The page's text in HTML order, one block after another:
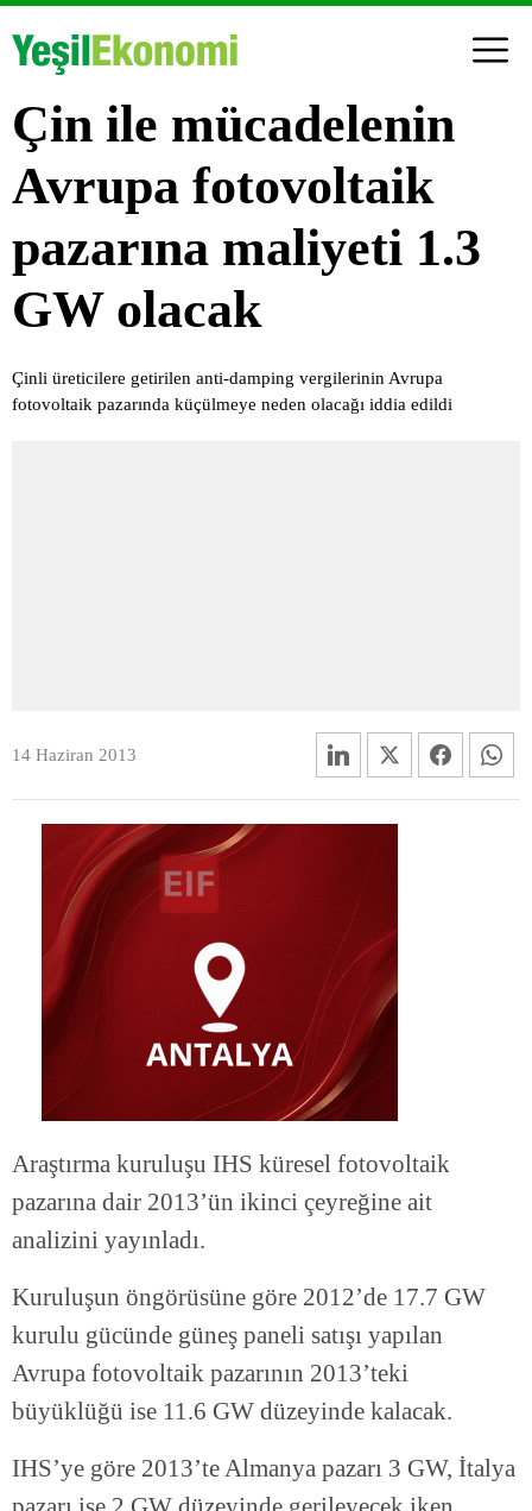
Çin ile mücadelenin
Avrupa fotovoltaik
pazarına maliyeti 1.3
GW olacak
Çinli üreticilere getirilen anti-damping vergilerinin Avrupa
fotovoltaik pazarında küçülmeye neden olacağı iddia edildi
14 Haziran 2013
Araştırma kuruluşu IHS küresel fotovoltaik
pazarına dair 2013’ün ikinci çeyreğine ait
analizini yayınladı.
Kuruluşun öngörüsüne göre 2012’de 17.7 GW
kurulu gücünde güneş paneli satışı yapılan
Avrupa fotovoltaik pazarının 2013’teki
büyüklüğü ise 11.6 GW düzeyinde kalacak.
IHS’ye göre 2013’te Almanya pazarı 3 GW, İtalya